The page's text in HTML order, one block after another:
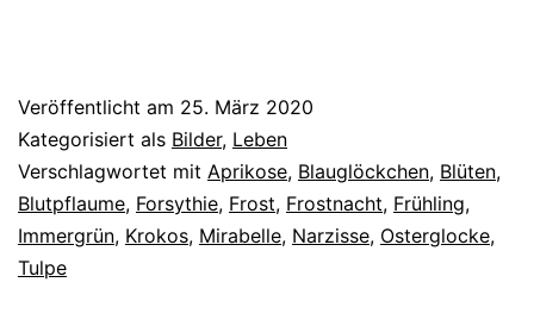
Veröffentlicht am 25. März 2020
Kategorisiert als Bilder, Leben
Verschlagwortet mit Aprikose, Blauglöckchen, Blüten,
Blutpflaume, Forsythie, Frost, Frostnacht, Frühling,
Immergrün, Krokos, Mirabelle, Narzisse, Osterglocke,
Tulpe